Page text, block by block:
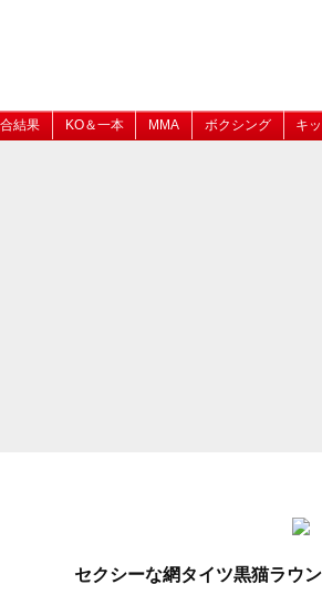
結果 KO＆一本 MMA ボクシング キ
セクシーな網タイツ黒猫ラウ